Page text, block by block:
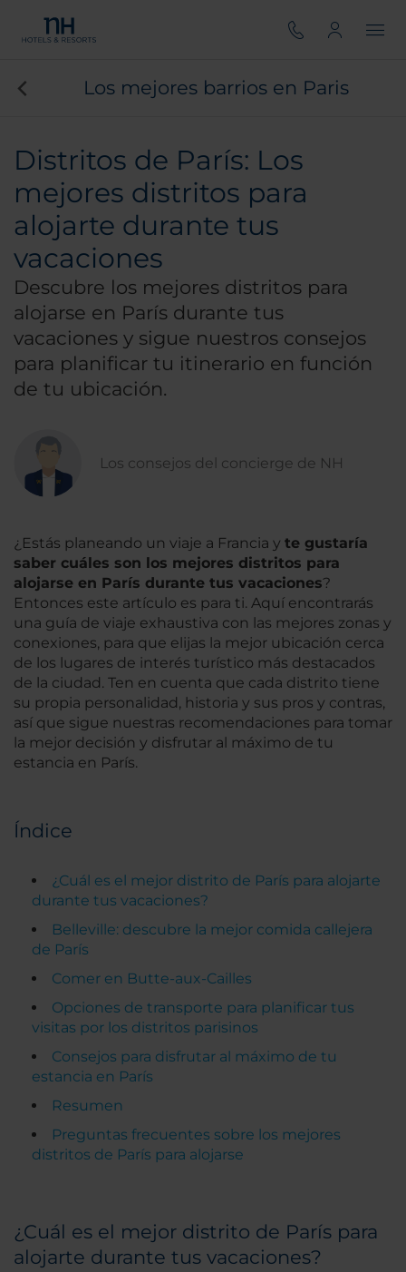
Los mejores barrios en Paris
Distritos de París: Los
mejores distritos para
alojarte durante tus
vacaciones
Descubre los mejores distritos para
alojarse en París durante tus
vacaciones y sigue nuestros consejos
para planificar tu itinerario en función
de tu ubicación.
Los consejos del concierge de NH
¿Estás planeando un viaje a Francia y te gustaría
saber cuáles son los mejores distritos para
alojarse en París durante tus vacaciones?
Entonces este artículo es para ti. Aquí encontrarás
una guía de viaje exhaustiva con las mejores zonas y
conexiones, para que elijas la mejor ubicación cerca
de los lugares de interés turístico más destacados
de la ciudad. Ten en cuenta que cada distrito tiene
su propia personalidad, historia y sus pros y contras,
así que sigue nuestras recomendaciones para tomar
la mejor decisión y disfrutar al máximo de tu
estancia en París.
Índice
¿Cuál es el mejor distrito de París para alojarte
durante tus vacaciones?
Belleville: descubre la mejor comida callejera
de París
Comer en Butte-aux-Cailles
Opciones de transporte para planificar tus
visitas por los distritos parisinos
Consejos para disfrutar al máximo de tu
estancia en París
Resumen
Preguntas frecuentes sobre los mejores
distritos de París para alojarse
¿Cuál es el mejor distrito de París para
alojarte durante tus vacaciones?